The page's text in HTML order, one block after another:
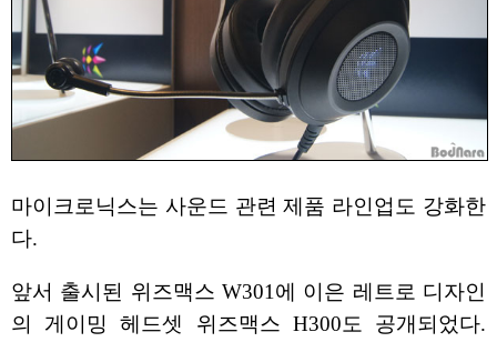
마이크로닉스는 사운드 관련 제품 라인업도 강화한
다.
앞서 출시된 위즈맥스 W301에 이은 레트로 디자인
의 게이밍 헤드셋 위즈맥스 H300도 공개되었다.